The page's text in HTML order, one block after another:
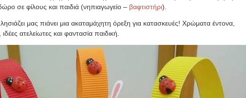
σε φίλους και παιδιά (νηπιαγωγείο – βαφτιστήρι).
μας πιάνει μια ακαταμάχητη όρεξη για κατασκευές! Χρώματα έντονα,
ατελείωτες και φαντασία παιδική.